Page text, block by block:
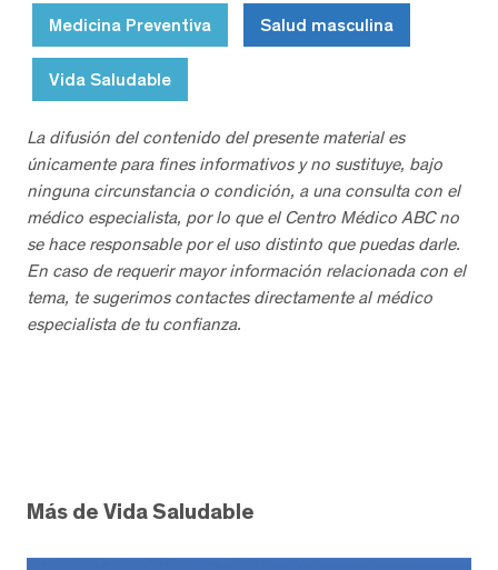
Medicina Preventiva Salud masculina
Vida Saludable
La difusión del contenido del presente material es
únicamente para fines informativos y no sustituye, bajo
ninguna circunstancia o condición, a una consulta con el
médico especialista, por lo que el Centro Médico ABC no
se hace responsable por el uso distinto que puedas darle.
En caso de requerir mayor información relacionada con el
tema, te sugerimos contactes directamente al médico
especialista de tu confianza.
Más de Vida Saludable